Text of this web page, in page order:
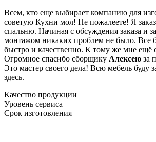
Всем, кто еще выбирает компанию для
советую Кухни мол! Не пожалеете! Я
спальню. Начиная с обсуждения заказа и
монтажом никаких проблем не было. Все
быстро и качественно. К тому же мне ещё
Огромное спасибо сборщику Алексею за
Это мастер своего дела! Всю мебель буду
здесь.
Качество продукции
Уровень сервиса
Срок изготовления